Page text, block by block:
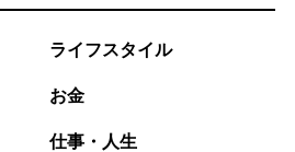
ライフスタイル
お金
仕事・人生